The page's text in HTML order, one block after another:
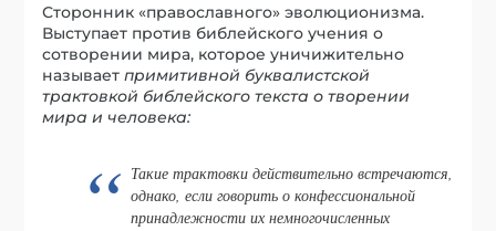
Сторонник «православного» эволюционизма.
Выступает против библейского учения о
сотворении мира, которое уничижительно
называетпримитивной буквалистской
трактовкой библейского текста о творении
мира и человека:
Такие трактовки действительно встречаются,
однако, если говорить о конфессиональной
принадлежности их немногочисленных